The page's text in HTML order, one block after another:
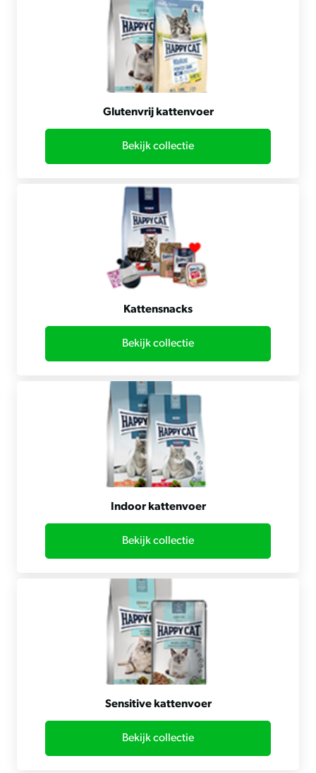
Glutenvrij kattenvoer
Bekijk collectie
Kattensnacks
Bekijk collectie
Indoor kattenvoer
Bekijk collectie
Sensitive kattenvoer
Bekijk collectie